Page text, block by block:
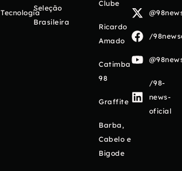
Tecnologia
Seleção
Brasileira
Clube
Ricardo
Amado
Catimba
98
Graffite
Barba,
Cabelo e
Bigode
/
/98-
news-
oficial